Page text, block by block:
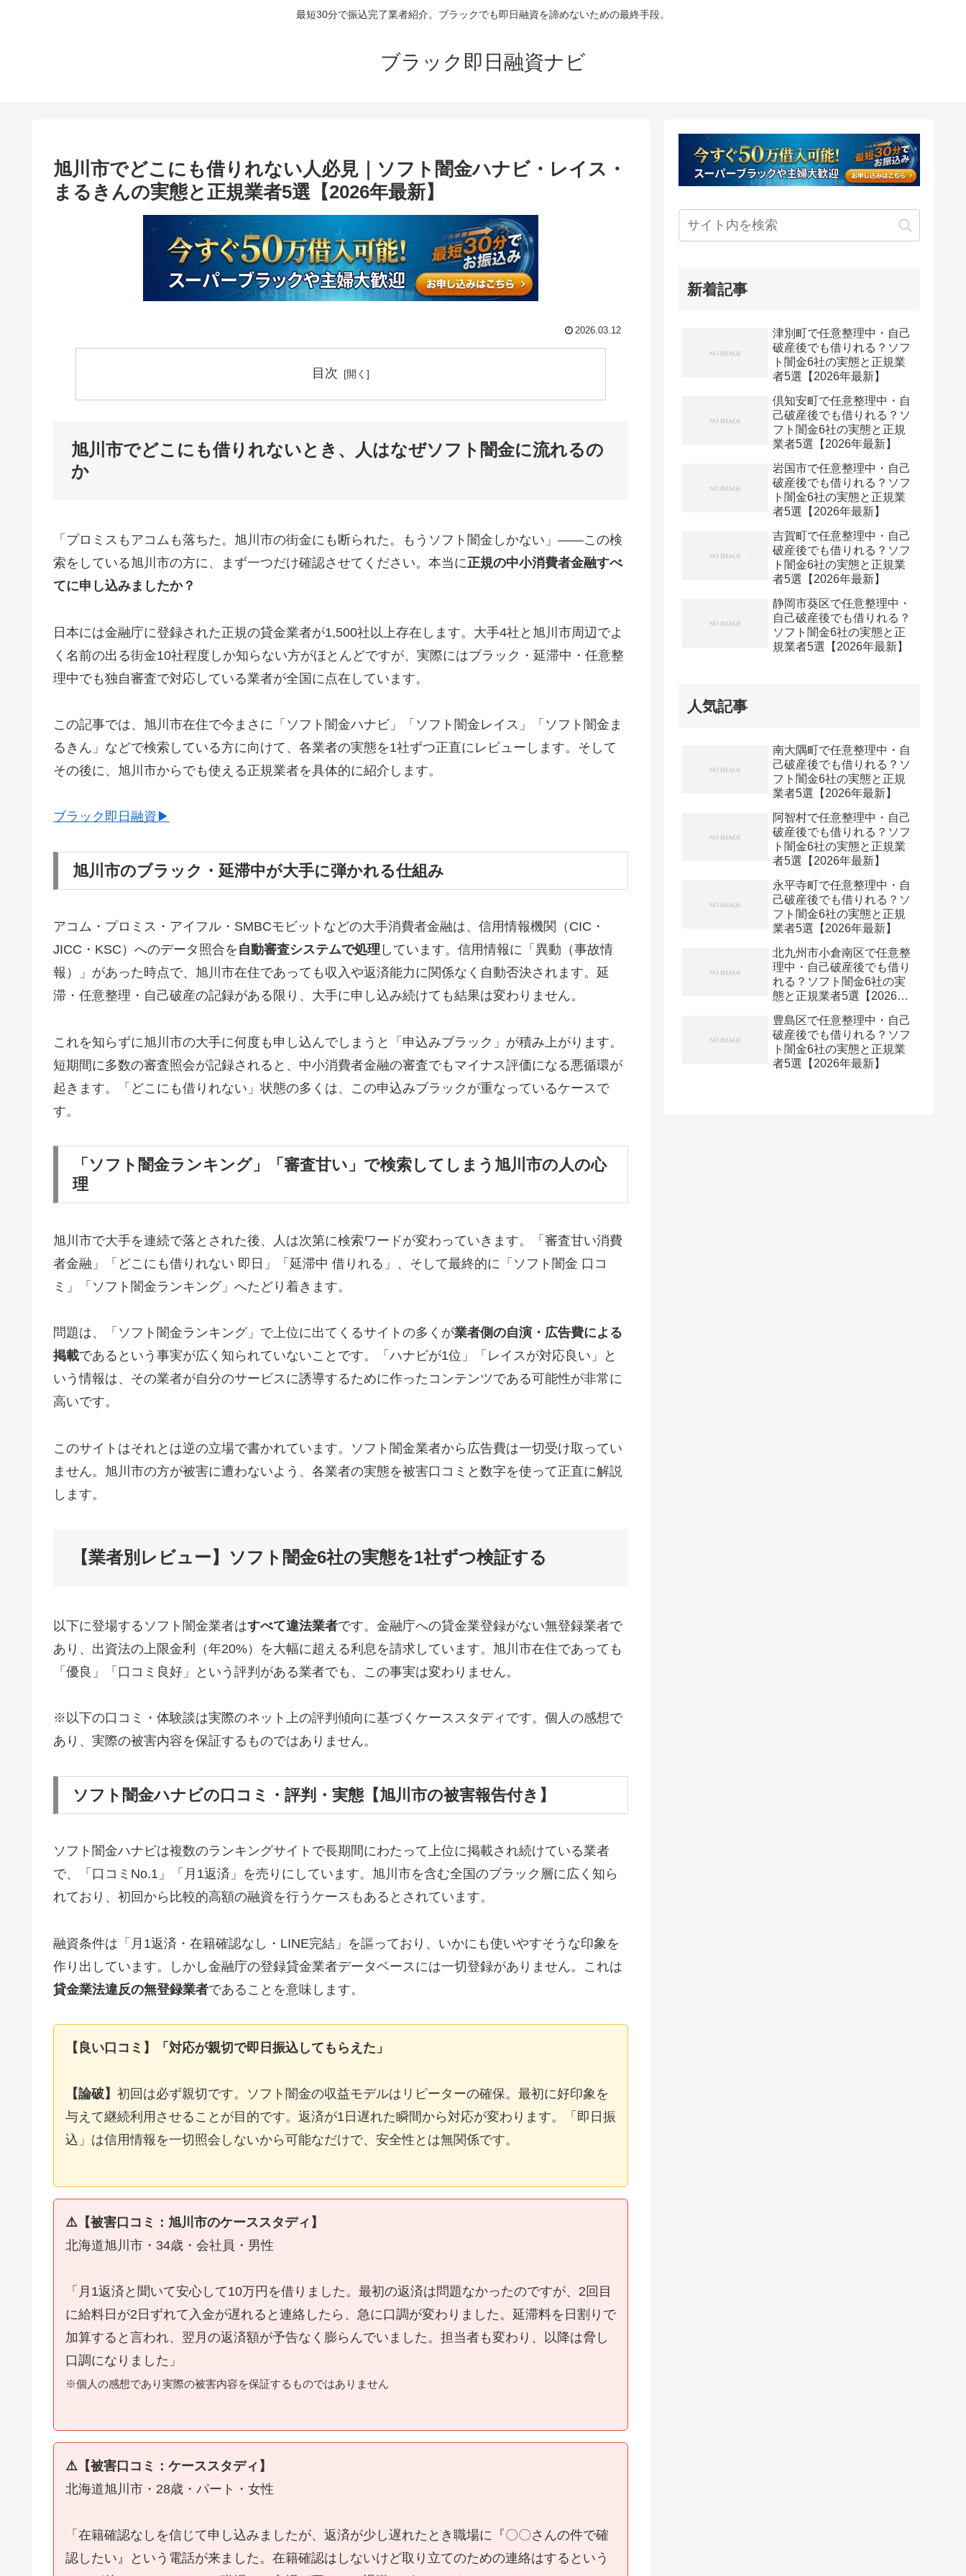
最短30分で振込完了業者紹介。ブラックでも即日融資を諦めないための最終手段。
ブラック即日融資ナビ
旭川市でどこにも借りれない人必見｜ソフト闇金ハナビ・レイス・
まるきんの実態と正規業者5選【2026年最新】
2026.03.12
目次
旭川市でどこにも借りれないとき、人はなぜソフト闇金に流れるの
か
「プロミスもアコムも落ちた。旭川市の街金にも断られた。もうソフト闇金しかない」——この検
索をしている旭川市の方に、まず一つだけ確認させてください。本当に正規の中小消費者金融すべ
てに申し込みましたか？
日本には金融庁に登録された正規の貸金業者が1,500社以上存在します。大手4社と旭川市周辺でよ
く名前の出る街金10社程度しか知らない方がほとんどですが、実際にはブラック・延滞中・任意整
理中でも独自審査で対応している業者が全国に点在しています。
この記事では、旭川市在住で今まさに「ソフト闇金ハナビ」「ソフト闇金レイス」「ソフト闇金ま
るきん」などで検索している方に向けて、各業者の実態を1社ずつ正直にレビューします。そして
その後に、旭川市からでも使える正規業者を具体的に紹介します。
ブラック即日融資▶
旭川市のブラック・延滞中が大手に弾かれる仕組み
アコム・プロミス・アイフル・SMBCモビットなどの大手消費者金融は、信用情報機関（CIC・
JICC・KSC）へのデータ照合を 自動審査システムで処理 しています。信用情報に「異動（事故情
報）」があった時点で、旭川市在住であっても収入や返済能力に関係なく自動否決されます。延
滞・任意整理・自己破産の記録がある限り、大手に申し込み続けても結果は変わりません。
これを知らずに旭川市の大手に何度も申し込んでしまうと「申込みブラック」が積み上がります。
短期間に多数の審査照会が記録されると、中小消費者金融の審査でもマイナス評価になる悪循環が
起きます。「どこにも借りれない」状態の多くは、この申込みブラックが重なっているケースで
す。
「ソフト闇金ランキング」「審査甘い」で検索してしまう旭川市の人の心
理
旭川市で大手を連続で落とされた後、人は次第に検索ワードが変わっていきます。「審査甘い消費
者金融」「どこにも借りれない 即日」「延滞中 借りれる」、そして最終的に「ソフト闇金 口コ
ミ」「ソフト闇金ランキング」へたどり着きます。
問題は、「ソフト闇金ランキング」で上位に出てくるサイトの多くが業者側の自演・広告費による
掲載であるという事実が広く知られていないことです。「ハナビが1位」「レイスが対応良い」と
いう情報は、その業者が自分のサービスに誘導するために作ったコンテンツである可能性が非常に
高いです。
このサイトはそれとは逆の立場で書かれています。ソフト闇金業者から広告費は一切受け取ってい
ません。旭川市の方が被害に遭わないよう、各業者の実態を被害口コミと数字を使って正直に解説
します。
【業者別レビュー】ソフト闇金6社の実態を1社ずつ検証する
以下に登場するソフト闇金業者はすべて違法業者です。金融庁への貸金業登録がない無登録業者で
あり、出資法の上限金利（年20%）を大幅に超える利息を請求しています。旭川市在住であっても
「優良」「口コミ良好」という評判がある業者でも、この事実は変わりません。
※以下の口コミ・体験談は実際のネット上の評判傾向に基づくケーススタディです。個人の感想で
あり、実際の被害内容を保証するものではありません。
ソフト闇金ハナビの口コミ・評判・実態【旭川市の被害報告付き】
ソフト闇金ハナビは複数のランキングサイトで長期間にわたって上位に掲載され続けている業者
で、「口コミNo.1」「月1返済」を売りにしています。旭川市を含む全国のブラック層に広く知ら
れており、初回から比較的高額の融資を行うケースもあるとされています。
融資条件は「月1返済・在籍確認なし・LINE完結」を謳っており、いかにも使いやすそうな印象を
作り出しています。しかし金融庁の登録貸金業者データベースには一切登録がありません。これは
貸金業法違反の無登録業者であることを意味します。
【良い口コミ】「対応が親切で即日振込してもらえた」
【論破】 初回は必ず親切です。ソフト闇金の収益モデルはリピーターの確保。最初に好印象を
与えて継続利用させることが目的です。返済が1日遅れた瞬間から対応が変わります。「即日振
込」は信用情報を一切照会しないから可能なだけで、安全性とは無関係です。
⚠️【被害口コミ：旭川市のケーススタディ】
北海道旭川市・34歳・会社員・男性
「月1返済と聞いて安心して10万円を借りました。最初の返済は問題なかったのですが、2回目
に給料日が2日ずれて入金が遅れると連絡したら、急に口調が変わりました。延滞料を日割りで
加算すると言われ、翌月の返済額が予告なく膨らんでいました。担当者も変わり、以降は脅し
口調になりました」
※個人の感想であり実際の被害内容を保証するものではありません
⚠️【被害口コミ：ケーススタディ】
北海道旭川市・28歳・パート・女性
「在籍確認なしを信じて申し込みましたが、返済が少し遅れたとき職場に『〇〇さんの件で確
認したい』という電話が来ました。在籍確認はしないけど取り立てのための連絡はするという
新着記事
津別町で任意整理中・自己
破産後でも借りれる？ソフ
ト闇金6社の実態と正規業
者5選【2026年最新】
倶知安町で任意整理中・自
己破産後でも借りれる？ソ
フト闇金6社の実態と正規
業者5選【2026年最新】
岩国市で任意整理中・自己
破産後でも借りれる？ソフ
ト闇金6社の実態と正規業
者5選【2026年最新】
吉賀町で任意整理中・自己
破産後でも借りれる？ソフ
ト闇金6社の実態と正規業
者5選【2026年最新】
静岡市葵区で任意整理中・
自己破産後でも借りれる？
ソフト闇金6社の実態と正
規業者5選【2026年最新】
人気記事
南大隅町で任意整理中・自
己破産後でも借りれる？ソ
フト闇金6社の実態と正規
業者5選【2026年最新】
阿智村で任意整理中・自己
破産後でも借りれる？ソフ
ト闇金6社の実態と正規業
者5選【2026年最新】
永平寺町で任意整理中・自
己破産後でも借りれる？ソ
フト闇金6社の実態と正規
業者5選【2026年最新】
北九州市小倉南区で任意整
理中・自己破産後でも借り
れる？ソフト闇金6社の実
態と正規業者5選【2026年
豊島区で任意整理中・自己
破産後でも借りれる？ソフ
ト闇金6社の実態と正規業
者5選【2026年最新】